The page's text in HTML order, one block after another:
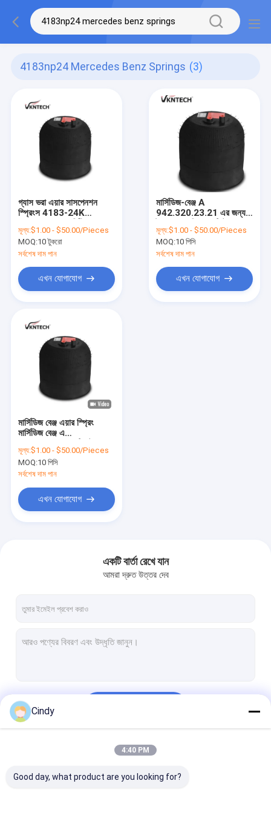
4183np24 Mercedes Benz Springs (3)
গ্যাস ভরা এয়ার সাসপেনশন
স্প্রিংস 4183-24K
স্প্রিংস এ 942.320.23।
মূল্য:$1.00 - $50.00/Pieces
MOQ:10 টুকরো
সর্বশেষ দাম পান
এখন যোগাযোগ
মার্সিডিজ-বেঞ্জ A
942.320.23.21 এর জন্য
4183NP24 VKNTECH
1K4183-2 দ্বারা
প্রতিস্থাপিত মার্সিডিজ-বেঞ্জ এয়ার
স্প্রিং অ্যাট্রোস MP2
4183NP24
মূল্য:$1.00 - $50.00/Pieces
MOQ:10 পিসি
সর্বশেষ দাম পান
এখন যোগাযোগ
মার্সিডিজ বেঞ্জ এয়ার স্প্রিং
মার্সিডিজ বেঞ্জ এ
৪১৮৩এনপি২৪ বেঞ্জ
A9423202321
প্রতিস্থাপিত হয়েছে
মূল্য:$1.00 - $50.00/Pieces
MOQ:10 পিসি
সর্বশেষ দাম পান
এখন যোগাযোগ
একটি বার্তা রেখে যান
আমরা দ্রুত উত্তর দেব
Cindy
4:40 PM
Good day, what product are you looking for?